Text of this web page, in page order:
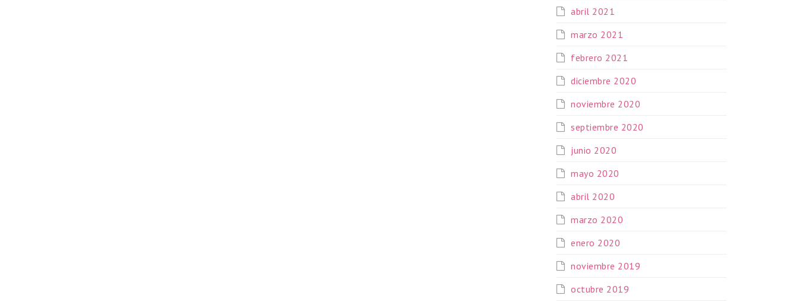
abril 2021
marzo 2021
febrero 2021
diciembre 2020
noviembre 2020
septiembre 2020
junio 2020
mayo 2020
abril 2020
marzo 2020
enero 2020
noviembre 2019
octubre 2019